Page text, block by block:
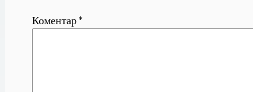
Коментар*